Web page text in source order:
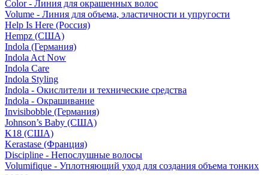
Color - Линия для окрашенных волос
Volume - Линия для объема, эластичности и упругости
Help Is Here (Россия)
Hempz (США)
Indola (Германия)
Indola Act Now
Indola Care
Indola Styling
Indola - Окислители и технические средства
Indola - Окрашивание
Invisibobble (Германия)
Johnson’s Baby (США)
K18 (США)
Kerastase (Франция)
Discipline - Непослушные волосы
Volumifique - Уплотняющий уход для создания объема тонких